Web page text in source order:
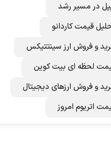
در مسیر رشد
قیمت کاردانو
و فروش ارز سینتتیکس
لحظه ای بیت کوین
و فروش ارزهای دیجیتال
اتریوم امروز